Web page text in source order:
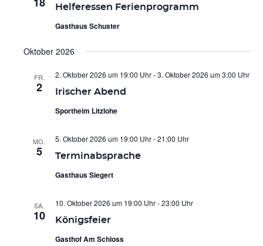
Helferessen Ferienprogramm
Gasthaus Schuster
Oktober 2026
FR.
2 Irischer Abend
2. Oktober 2026 um 19:00 Uhr-3. Oktober 2026 um 3:00 Uhr
Sportheim Litzlohe
MO.
5 Terminabsprache
5. Oktober 2026 um 19:00 Uhr-21:00 Uhr
Gasthaus Siegert
SA.
10 Königsfeier
10. Oktober 2026 um 19:00 Uhr-23:00 Uhr
Gasthof Am Schloss